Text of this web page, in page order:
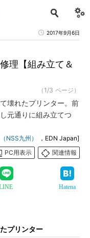
2017年9月6日
理【組み立て＆
（1/3 ページ）
壊れたプリンター。前
元通りに組み立てつ
NSS九州）
，EDN Japan]
PC用表示
関連情報
Hatena
プリンター